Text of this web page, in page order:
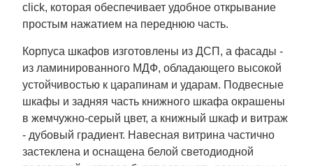
click, которая обеспечивает удобное открывание
простым нажатием на переднюю часть.
Корпуса шкафов изготовлены из ДСП, а фасады -
из ламинированного МДФ, обладающего высокой
устойчивостью к царапинам и ударам. Подвесные
шкафы и задняя часть книжного шкафа окрашены
в жемчужно-серый цвет, а книжный шкаф и витраж
- дубовый градиент. Навесная витрина частично
застеклена и оснащена белой светодиодной